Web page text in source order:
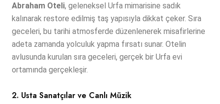
Abraham Oteli, geleneksel Urfa mimarisine sadık
kalınarak restore edilmiş taş yapısıyla dikkat çeker. Sıra
geceleri, bu tarihi atmosferde düzenlenerek misafirlerine
adeta zamanda yolculuk yapma fırsatı sunar. Otelin
avlusunda kurulan sıra geceleri, gerçek bir Urfa evi
ortamında gerçekleşir.
2. Usta Sanatçılar ve Canlı Müzik